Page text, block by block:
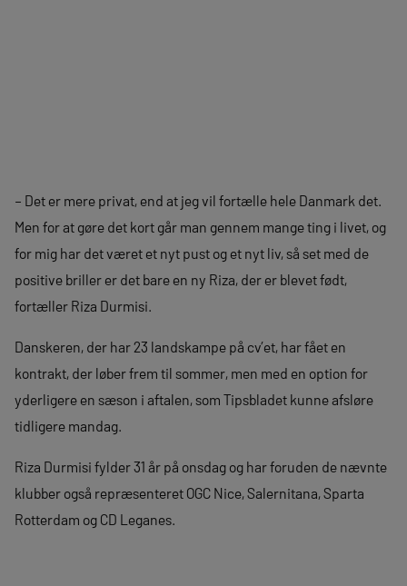
– Det er mere privat, end at jeg vil fortælle hele Danmark det.
Men for at gøre det kort går man gennem mange ting i livet, og
for mig har det været et nyt pust og et nyt liv, så set med de
positive briller er det bare en ny Riza, der er blevet født,
fortæller Riza Durmisi.
Danskeren, der har 23 landskampe på cv’et, har fået en
kontrakt, der løber frem til sommer, men med en option for
yderligere en sæson i aftalen, som Tipsbladet kunne afsløre
tidligere mandag.
Riza Durmisi fylder 31 år på onsdag og har foruden de nævnte
klubber også repræsenteret OGC Nice, Salernitana, Sparta
Rotterdam og CD Leganes.